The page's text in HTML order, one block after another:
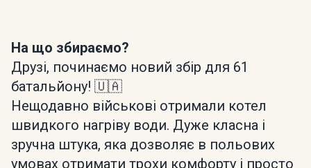
На що збираємо?
Друзі, починаємо новий збір для 61
батальйону! 🇺🇦
Нещодавно військові отримали котел
швидкого нагріву води. Дуже класна і
зручна штука, яка дозволяє в польових
умовах отримати трохи комфорту і просто